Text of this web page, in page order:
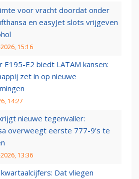
voor vracht doordat onder
en easyJet slots vrijgeven
15:16
E195-E2 biedt LATAM kansen:
zet in op nieuwe
14:27
nieuwe tegenvaller:
overweegt eerste 777-9’s te
13:36
Dat vliegen